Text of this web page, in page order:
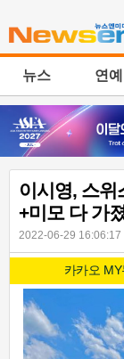
뉴스 연예
이시영, 스
+미모 다 가
2022-06-29 16:06:17
카카오